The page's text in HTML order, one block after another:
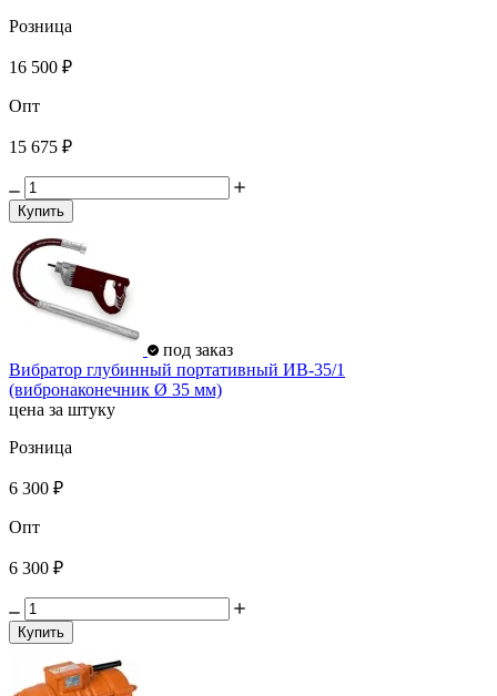
Розница
16 500 ₽
Опт
15 675 ₽
Купить
под заказ
Вибратор глубинный портативный ИВ-35/1
(вибронаконечник Ø 35 мм)
цена за штуку
Розница
6 300 ₽
Опт
6 300 ₽
Купить